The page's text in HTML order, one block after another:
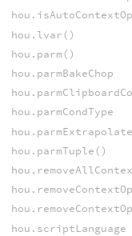
hou.lvar()
hou.parm()
hou.parmBakeChop
hou.parmCondType
hou.parmExtrapolate
hou.parmTuple()
hou.scriptLanguage